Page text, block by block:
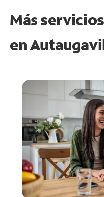
Más
en